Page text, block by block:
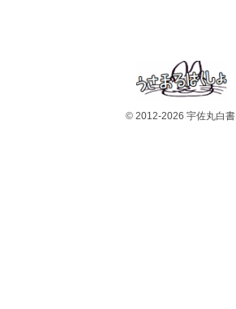
© 2012-2026 宇佐丸白書.